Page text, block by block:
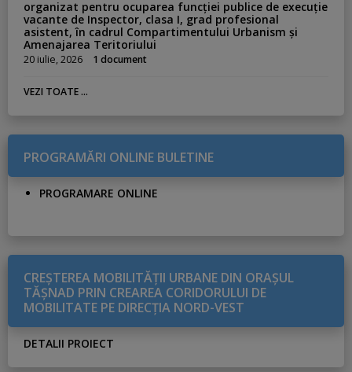
organizat pentru ocuparea funcției publice de execuție
vacante de Inspector, clasa I, grad profesional
asistent, în cadrul Compartimentului Urbanism și
Amenajarea Teritoriului
20 iulie, 2026 1 document
VEZI TOATE ...
PROGRAMĂRI ONLINE BULETINE
PROGRAMARE ONLINE
CREŞTEREA MOBILITĂŢII URBANE DIN ORAŞUL
TĂŞNAD PRIN CREAREA CORIDORULUI DE
MOBILITATE PE DIRECŢIA NORD-VEST
DETALII PROIECT